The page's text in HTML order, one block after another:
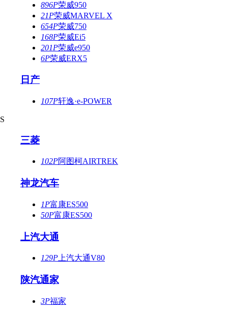
896P荣威950
21P荣威MARVEL X
654P荣威750
168P荣威Ei5
201P荣威e950
6P荣威ERX5
日产
107P轩逸·e-POWER
S
三菱
102P阿图柯AIRTREK
神龙汽车
1P富康ES500
50P富康ES500
上汽大通
129P 上汽大通V80
陕汽通家
3P福家